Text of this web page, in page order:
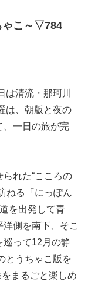
ゃこ～▽784
は清流・那珂川
は、朝版と夜の
、一日の旅が完
れた“こころの
ねる「にっぽん
を出発して青
側を南下、そこ
巡って12月の静
とうちゃこ版を
まるごと楽しめ